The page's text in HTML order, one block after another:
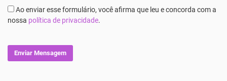
Ao enviar esse formulário, você afirma que leu e concorda com a
nossa política de privacidade.
Enviar Mensagem